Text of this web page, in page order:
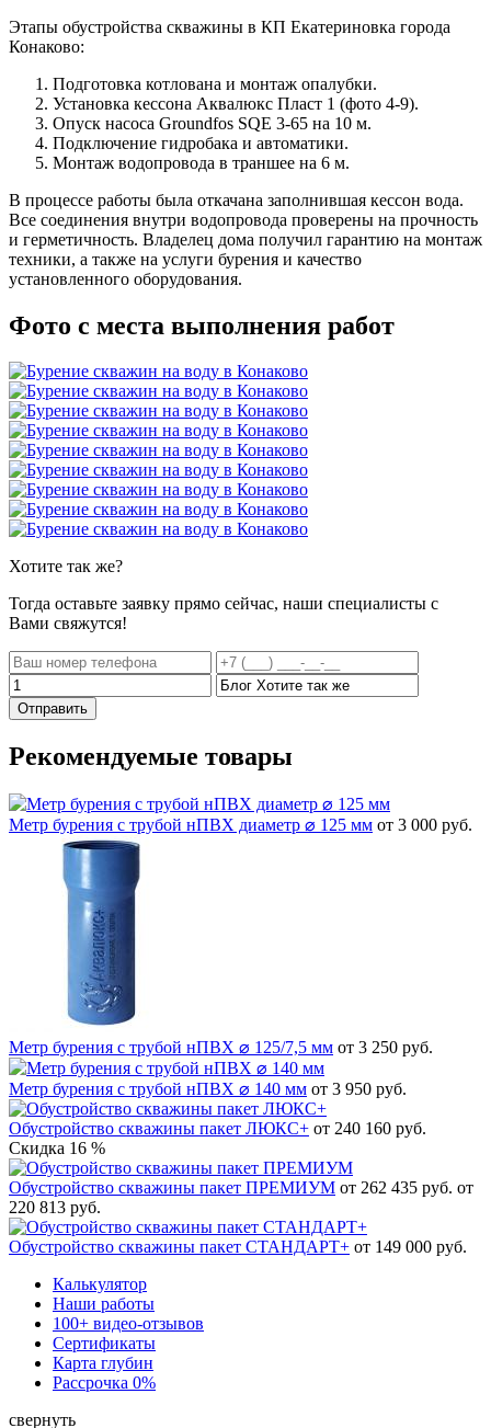
Этапы обустройства скважины в КП Екатериновка города
Конаково:
Подготовка котлована и монтаж опалубки.
Установка кессона Аквалюкс Пласт 1 (фото 4-9).
Опуск насоса Groundfos SQE 3-65 на 10 м.
Подключение гидробака и автоматики.
Монтаж водопровода в траншее на 6 м.
В процессе работы была откачана заполнившая кессон вода.
Все соединения внутри водопровода проверены на прочность
и герметичность. Владелец дома получил гарантию на монтаж
техники, а также на услуги бурения и качество
установленного оборудования.
Фото с места выполнения работ
Хотите так же?
Тогда оставьте заявку прямо сейчас, наши специалисты с
Вами свяжутся!
Отправить
Рекомендуемые товары
Метр бурения с трубой нПВХ диаметр ⌀ 125 мм от 3 000 руб.
Метр бурения с трубой нПВХ ⌀ 125/7,5 мм от 3 250 руб.
Метр бурения с трубой нПВХ ⌀ 140 мм от 3 950 руб.
Обустройство скважины пакет ЛЮКС+ от 240 160 руб.
Скидка 16 %
Обустройство скважины пакет ПРЕМИУМ от 262 435 руб. от
220 813 руб.
Обустройство скважины пакет СТАНДАРТ+ от 149 000 руб.
Калькулятор
Наши работы
100+ видео-отзывов
Сертификаты
Карта глубин
Рассрочка 0%
свернуть